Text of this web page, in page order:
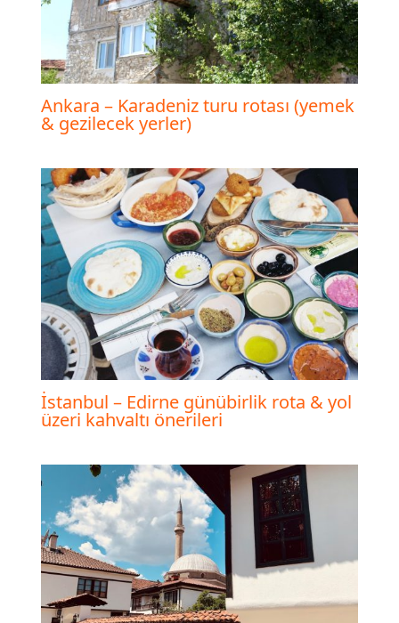
Ankara – Karadeniz turu rotası (yemek
& gezilecek yerler)
İstanbul – Edirne günübirlik rota & yol
üzeri kahvaltı önerileri